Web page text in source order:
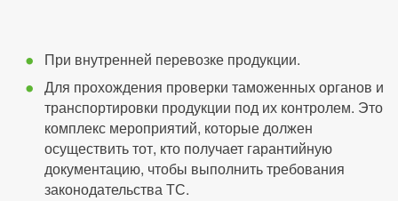
При внутренней перевозке продукции.
Для прохождения проверки таможенных органов и
транспортировки продукции под их контролем. Это
комплекс мероприятий, которые должен
осуществить тот, кто получает гарантийную
документацию, чтобы выполнить требования
законодательства ТС.